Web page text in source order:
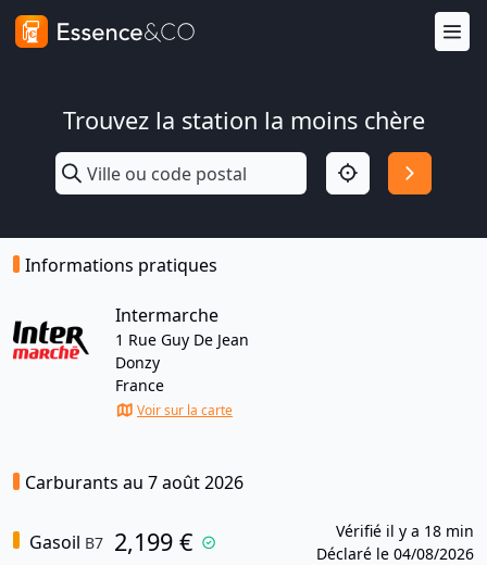
Trouvez la station la moins chère
Informations pratiques
Intermarche
1 Rue Guy De Jean
Donzy
France
Voir sur la carte
Carburants au 7 août 2026
Gasoil B7 2,199 €
Vérifié il y a 18 min
Déclaré le 04/08/2026